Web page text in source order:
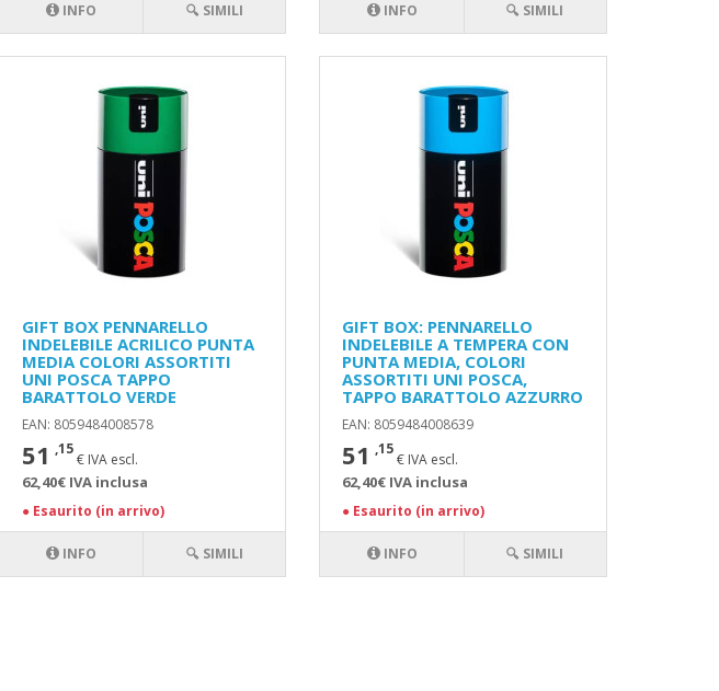
INFO 🔍 SIMILI INFO 🔍 SIMILI
GIFT BOX PENNARELLO
INDELEBILE ACRILICO PUNTA
MEDIA COLORI ASSORTITI
UNI POSCA TAPPO
BARATTOLO VERDE
EAN: 8059484008578
51 ,15
€ IVA escl.
62,40€ IVA inclusa
● Esaurito (in arrivo)
INFO 🔍 SIMILI
GIFT BOX: PENNARELLO
INDELEBILE A TEMPERA CON
PUNTA MEDIA, COLORI
ASSORTITI UNI POSCA,
TAPPO BARATTOLO AZZURRO
EAN: 8059484008639
51 ,15
€ IVA escl.
62,40€ IVA inclusa
● Esaurito (in arrivo)
INFO 🔍 SIMILI